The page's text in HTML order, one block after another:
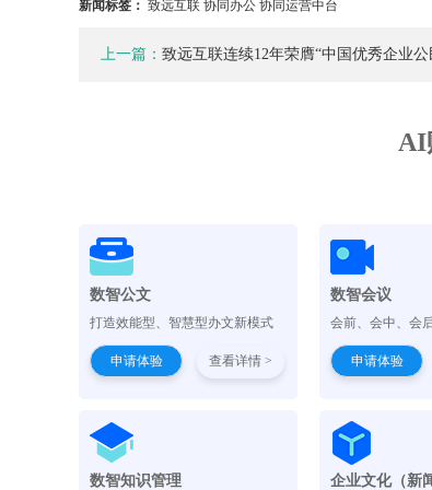
新闻标签： 致远互联 协同办公 协同运营中台
上一篇： 致远互联连续12年荣膺“中国优秀企业
AI
数智公文
打造效能型、智慧型办文新模式
申请体验 查看详情 >
数智会议
会前、会中、会
申请体验
数智知识管理 企业文化（新